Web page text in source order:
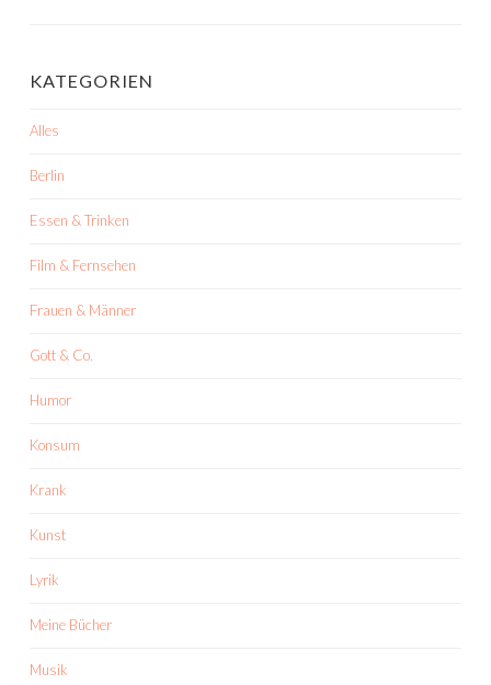
KATEGORIEN
Alles
Berlin
Essen & Trinken
Film & Fernsehen
Frauen & Männer
Gott & Co.
Humor
Konsum
Krank
Kunst
Lyrik
Meine Bücher
Musik